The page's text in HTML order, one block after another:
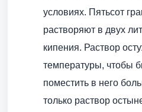
условиях. Пятьсот
растворяют в двух
кипения. Раствор
температуры, чтобы
поместить в него
только раствор